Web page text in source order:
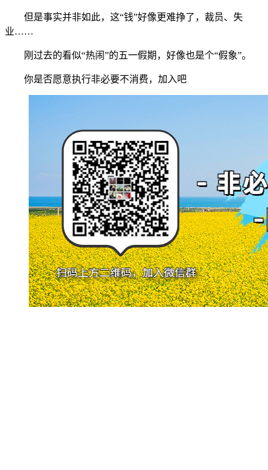
但是事实并非如此，这“钱”好像更难挣了，裁员、失
业……
刚过去的看似“热闹”的五一假期，好像也是个“假象”。
你是否愿意执行非必要不消费，加入吧